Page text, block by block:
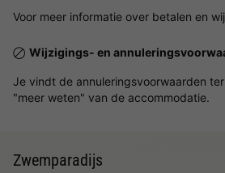
Voor meer informatie over betalen en
Wijzigings- en
Je vindt de annuleringsvoorwaarden
"meer weten" van de accommodatie.
Zwemparadijs